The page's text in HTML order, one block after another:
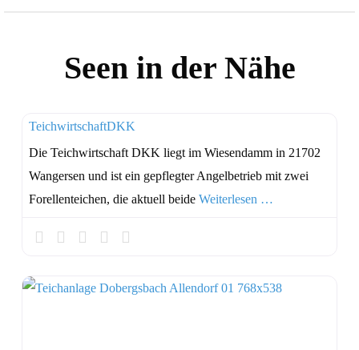
Seen in der Nähe
TeichwirtschaftDKK
Die Teichwirtschaft DKK liegt im Wiesendamm in 21702
Wangersen und ist ein gepflegter Angelbetrieb mit zwei
Forellenteichen, die aktuell beide Weiterlesen …